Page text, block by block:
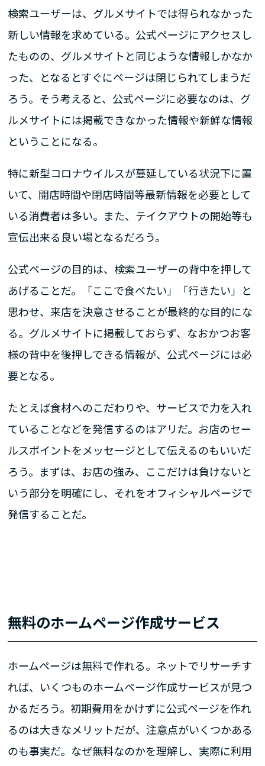
検索ユーザーは、グルメサイトでは得られなかった
新しい情報を求めている。公式ページにアクセスし
たものの、グルメサイトと同じような情報しかなか
った、となるとすぐにページは閉じられてしまうだ
ろう。そう考えると、公式ページに必要なのは、グ
ルメサイトには掲載できなかった情報や新鮮な情報
ということになる。
特に新型コロナウイルスが蔓延している状況下に置
いて、開店時間や閉店時間等最新情報を必要として
いる消費者は多い。また、テイクアウトの開始等も
宣伝出来る良い場となるだろう。
公式ページの目的は、検索ユーザーの背中を押して
あげることだ。「ここで食べたい」「行きたい」と
思わせ、来店を決意させることが最終的な目的にな
る。グルメサイトに掲載しておらず、なおかつお客
様の背中を後押しできる情報が、公式ページには必
要となる。
たとえば食材へのこだわりや、サービスで力を入れ
ていることなどを発信するのはアリだ。お店のセー
ルスポイントをメッセージとして伝えるのもいいだ
ろう。まずは、お店の強み、ここだけは負けないと
いう部分を明確にし、それをオフィシャルページで
発信することだ。
無料のホームページ作成サービス
ホームページは無料で作れる。ネットでリサーチす
れば、いくつものホームページ作成サービスが見つ
かるだろう。初期費用をかけずに公式ページを作れ
るのは大きなメリットだが、注意点がいくつかある
のも事実だ。なぜ無料なのかを理解し、実際に利用